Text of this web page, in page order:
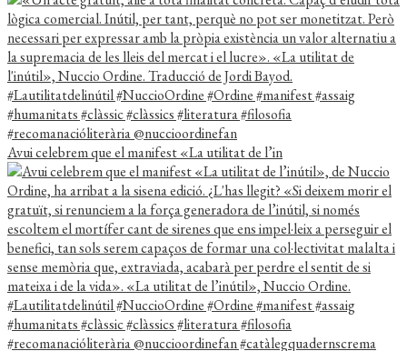
Avui celebrem que el manifest «La utilitat de l’in